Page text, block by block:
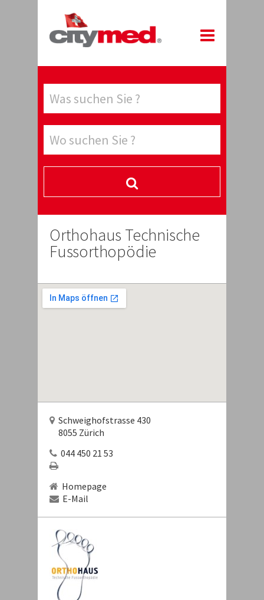
Orthohaus Technische
Fussorthopödie
Schweighofstrasse 430
8055 Zürich
044 450 21 53
Homepage
E-Mail